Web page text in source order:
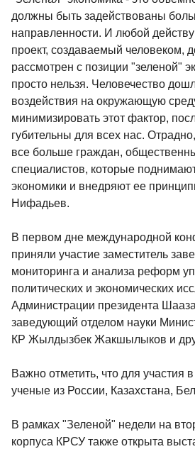
должны быть задействованы
направленности. И любой
проект, создаваемый человеком,
рассмотрен с позиции "зеленой"
просто нельзя. Человечество
воздействия на окружающую
минимизировать этот фактор,
губительны для всех нас.
все больше граждан,
специалистов, которые
экономики и внедряют ее
Нифадьев.
В первом дне международной
приняли участие заместитель
мониторинга и анализа реформ
политических и экономических
Администрации президента
заведующий отделом науки
КР Жылдызбек Жакшылыков и
Важно отметить, что для участия
ученые из России, Казахстана,
В рамках "Зеленой" недели на
корпуса КРСУ также открыта